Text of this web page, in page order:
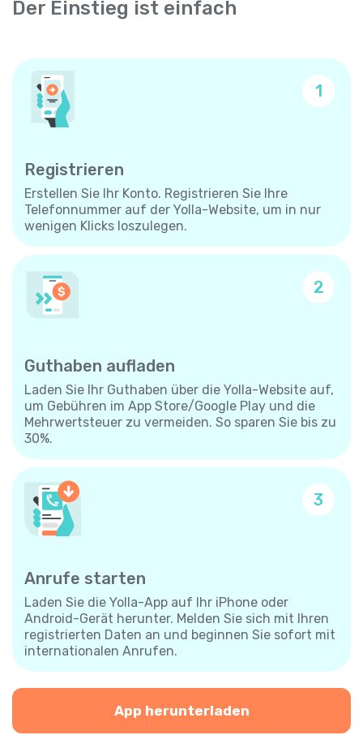
Der Einstieg ist einfach
1
Registrieren
Erstellen Sie Ihr Konto. Registrieren Sie Ihre
Telefonnummer auf der Yolla-Website, um in nur
wenigen Klicks loszulegen.
2
Guthaben aufladen
Laden Sie Ihr Guthaben über die Yolla-Website auf,
um Gebühren im App Store/Google Play und die
Mehrwertsteuer zu vermeiden. So sparen Sie bis zu
30%.
3
Anrufe starten
Laden Sie die Yolla-App auf Ihr iPhone oder
Android-Gerät herunter. Melden Sie sich mit Ihren
registrierten Daten an und beginnen Sie sofort mit
internationalen Anrufen.
App herunterladen